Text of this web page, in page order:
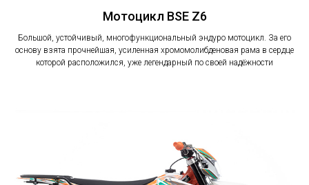
Мотоцикл BSE Z6
Большой, устойчивый, многофункциональный эндуро мотоцикл. За его
основу взята прочнейшая, усиленная хромомолибденовая рама в сердце
которой расположился, уже легендарный по своей надёжности